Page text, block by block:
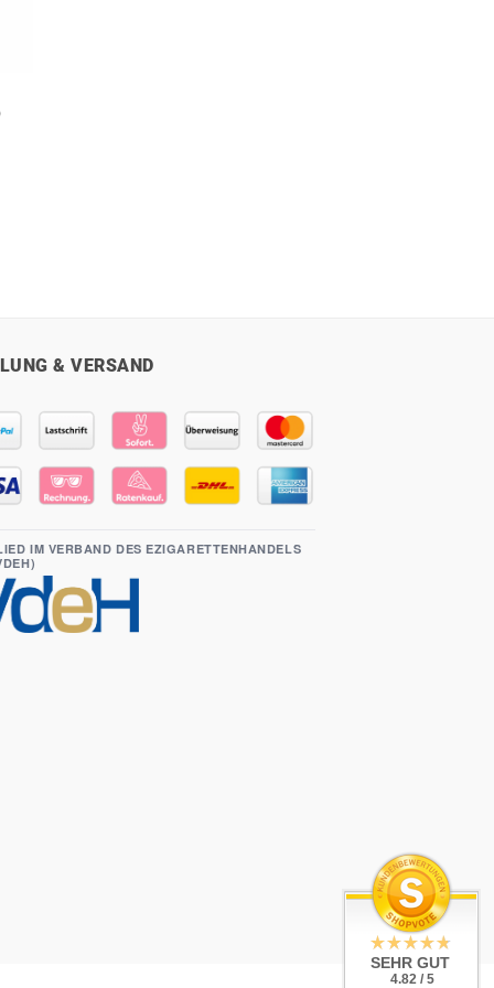
& VERSAND
IM VERBAND DES EZIGARETTENHANDELS
SEHR GUT
4.82 / 5